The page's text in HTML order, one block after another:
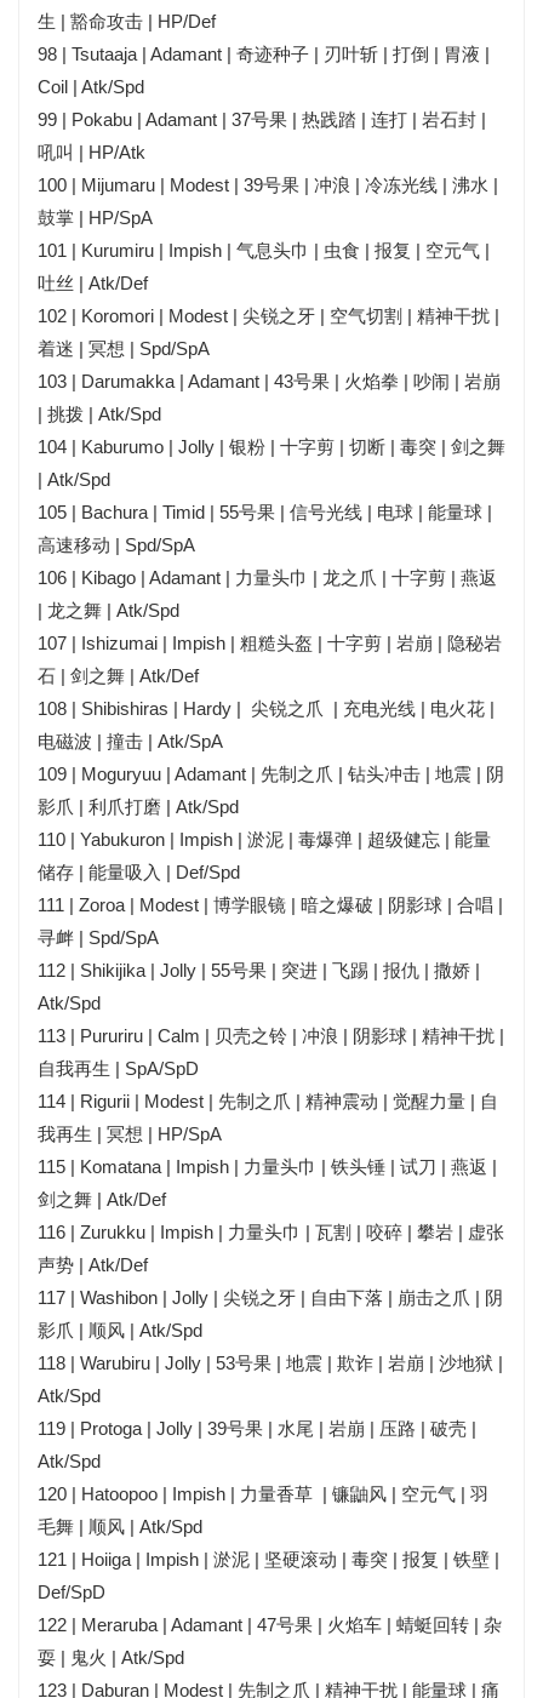
生 | 豁命攻击 | HP/Def
98 | Tsutaaja | Adamant | 奇迹种子 | 刃叶斩 | 打倒 | 胃液 |
Coil | Atk/Spd
99 | Pokabu | Adamant | 37号果 | 热践踏 | 连打 | 岩石封 |
吼叫 | HP/Atk
100 | Mijumaru | Modest | 39号果 | 冲浪 | 冷冻光线 | 沸水 |
鼓掌 | HP/SpA
101 | Kurumiru | Impish | 气息头巾 | 虫食 | 报复 | 空元气 |
吐丝 | Atk/Def
102 | Koromori | Modest | 尖锐之牙 | 空气切割 | 精神干扰 |
着迷 | 冥想 | Spd/SpA
103 | Darumakka | Adamant | 43号果 | 火焰拳 | 吵闹 | 岩崩
| 挑拨 | Atk/Spd
104 | Kaburumo | Jolly | 银粉 | 十字剪 | 切断 | 毒突 | 剑之舞
| Atk/Spd
105 | Bachura | Timid | 55号果 | 信号光线 | 电球 | 能量球 |
高速移动 | Spd/SpA
106 | Kibago | Adamant | 力量头巾 | 龙之爪 | 十字剪 | 燕返
| 龙之舞 | Atk/Spd
107 | Ishizumai | Impish | 粗糙头盔 | 十字剪 | 岩崩 | 隐秘岩
石 | 剑之舞 | Atk/Def
108 | Shibishiras | Hardy | 尖锐之爪 | 充电光线 | 电火花 |
电磁波 | 撞击 | Atk/SpA
109 | Moguryuu | Adamant | 先制之爪 | 钻头冲击 | 地震 | 阴
影爪 | 利爪打磨 | Atk/Spd
110 | Yabukuron | Impish | 淤泥 | 毒爆弹 | 超级健忘 | 能量
储存 | 能量吸入 | Def/Spd
111 | Zoroa | Modest | 博学眼镜 | 暗之爆破 | 阴影球 | 合唱 |
寻衅 | Spd/SpA
112 | Shikijika | Jolly | 55号果 | 突进 | 飞踢 | 报仇 | 撒娇 |
Atk/Spd
113 | Pururiru | Calm | 贝壳之铃 | 冲浪 | 阴影球 | 精神干扰 |
自我再生 | SpA/SpD
114 | Rigurii | Modest | 先制之爪 | 精神震动 | 觉醒力量 | 自
我再生 | 冥想 | HP/SpA
115 | Komatana | Impish | 力量头巾 | 铁头锤 | 试刀 | 燕返 |
剑之舞 | Atk/Def
116 | Zurukku | Impish | 力量头巾 | 瓦割 | 咬碎 | 攀岩 | 虚张
声势 | Atk/Def
117 | Washibon | Jolly | 尖锐之牙 | 自由下落 | 崩击之爪 | 阴
影爪 | 顺风 | Atk/Spd
118 | Warubiru | Jolly | 53号果 | 地震 | 欺诈 | 岩崩 | 沙地狱 |
Atk/Spd
119 | Protoga | Jolly | 39号果 | 水尾 | 岩崩 | 压路 | 破壳 |
Atk/Spd
120 | Hatoopoo | Impish | 力量香草 | 镰鼬风 | 空元气 | 羽
毛舞 | 顺风 | Atk/Spd
121 | Hoiiga | Impish | 淤泥 | 坚硬滚动 | 毒突 | 报复 | 铁壁 |
Def/SpD
122 | Meraruba | Adamant | 47号果 | 火焰车 | 蜻蜓回转 | 杂
耍 | 鬼火 | Atk/Spd
123 | Daburan | Modest | 先制之爪 | 精神干扰 | 能量球 | 痛